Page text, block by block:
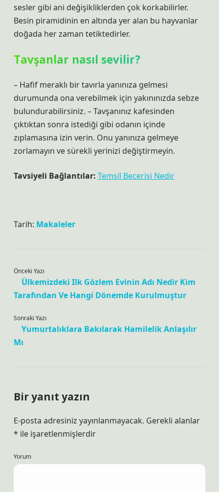
sesler gibi ani değişikliklerden çok korkabilirler.
Besin piramidinin en altında yer alan bu hayvanlar
doğada her zaman tetiktedirler.
Tavşanlar nasıl sevilir?
– Hafif meraklı bir tavırla yanınıza gelmesi
durumunda ona verebilmek için yakınınızda sebze
bulundurabilirsiniz. – Tavşanınız kafesinden
çıktıktan sonra istediği gibi odanın içinde
zıplamasına izin verin. Onu yanınıza gelmeye
zorlamayın ve sürekli yerinizi değiştirmeyin.
Tavsiyeli Bağlantılar: Temsil Becerisi Nedir
Tarih: Makaleler
Önceki Yazı
Ülkemizdeki Ilk Gözlem Evinin Adı Nedir Kim
Tarafından Ve Hangi Dönemde Kurulmuştur
Sonraki Yazı
Yumurtalıklara Bakılarak Hamilelik Anlaşılır
Mı
Bir yanıt yazın
E-posta adresiniz yayınlanmayacak. Gerekli alanlar
* ile işaretlenmişlerdir
Yorum